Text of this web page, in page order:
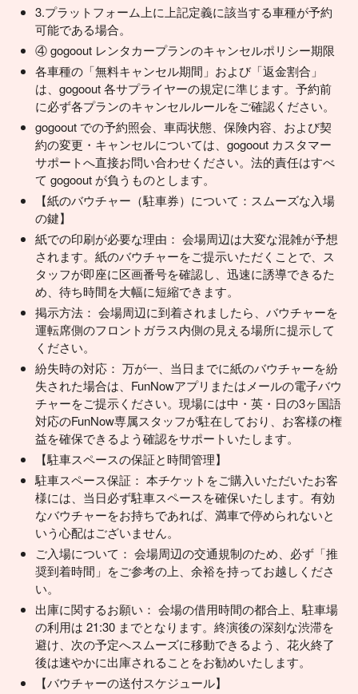
3.プラットフォーム上に上記定義に該当する車種が予約
可能である場合。
④ gogoout レンタカープランのキャンセルポリシー期限
各車種の「無料キャンセル期間」および「返金割合」
は、gogoout 各サプライヤーの規定に準じます。予約前
に必ず各プランのキャンセルルールをご確認ください。
gogoout での予約照会、車両状態、保険内容、および契
約の変更・キャンセルについては、gogoout カスタマー
サポートへ直接お問い合わせください。法的責任はすべ
て gogoout が負うものとします。
【紙のバウチャー（駐車券）について：スムーズな入場
の鍵】
紙での印刷が必要な理由： 会場周辺は大変な混雑が予想
されます。紙のバウチャーをご提示いただくことで、ス
タッフが即座に区画番号を確認し、迅速に誘導できるた
め、待ち時間を大幅に短縮できます。
掲示方法： 会場周辺に到着されましたら、バウチャーを
運転席側のフロントガラス内側の見える場所に提示して
ください。
紛失時の対応： 万が一、当日までに紙のバウチャーを紛
失された場合は、FunNowアプリまたはメールの電子バウ
チャーをご提示ください。現場には中・英・日の3ヶ国語
対応のFunNow専属スタッフが駐在しており、お客様の権
益を確保できるよう確認をサポートいたします。
【駐車スペースの保証と時間管理】
駐車スペース保証： 本チケットをご購入いただいたお客
様には、当日必ず駐車スペースを確保いたします。有効
なバウチャーをお持ちであれば、満車で停められないと
いう心配はございません。
ご入場について： 会場周辺の交通規制のため、必ず「推
奨到着時間」をご参考の上、余裕を持ってお越しくださ
い。
出庫に関するお願い： 会場の借用時間の都合上、駐車場
の利用は 21:30 までとなります。終演後の深刻な渋滞を
避け、次の予定へスムーズに移動できるよう、花火終了
後は速やかに出庫されることをお勧めいたします。
【バウチャーの送付スケジュール】